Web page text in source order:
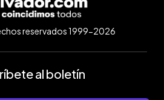
reservados 1999-2026
al boletín